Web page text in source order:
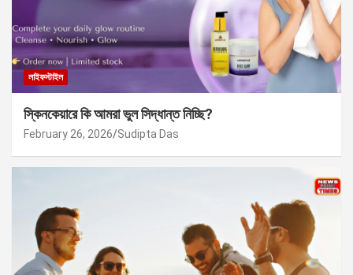
লাইফস্টাইল
স্কিনকেয়ারে কি আমরা ভুল সিদ্ধান্ত নিচ্ছি?
February 26, 2026 Sudipta Das